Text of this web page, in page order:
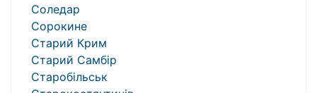
Соледар
Сорокине
Старий Крим
Старий Самбір
Старобільськ